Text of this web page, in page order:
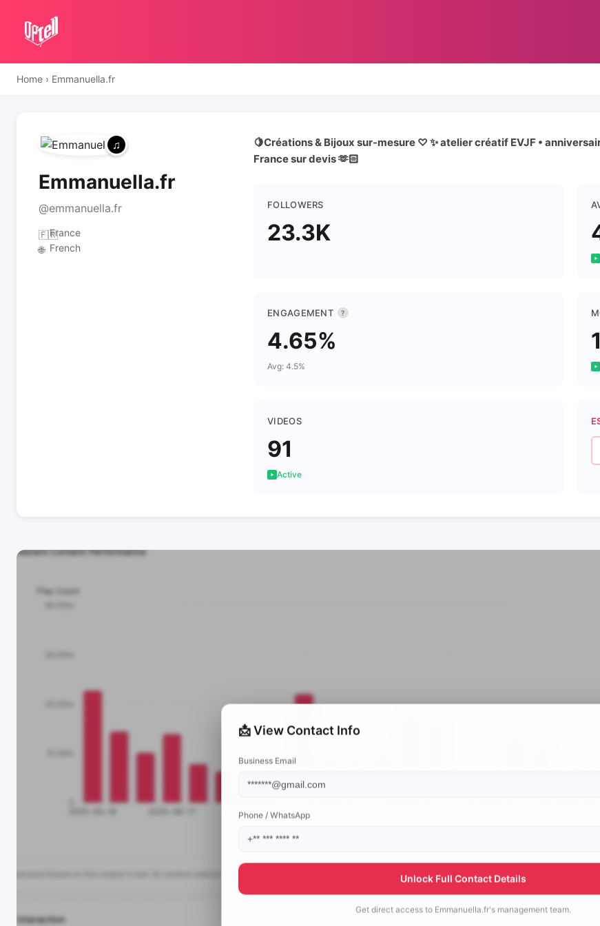
Home › Emmanuella.fr
Emmanuella.fr
@emmanuella.fr
🇫🇷France
🌐 French
🍋Créations & Bijoux sur-mesure ♡ ✨ atelier créatif EVJF •
France sur devis 🫶🏻
FOLLOWERS
23.3K
ENGAGEMENT ?
4.65%
Avg: 4.5%
VIDEOS
91
Active
📩 View Contact Info
Business Email
Phone / WhatsApp
Unlock Full Contact Details
Get direct access to Emmanuella.fr's management team.